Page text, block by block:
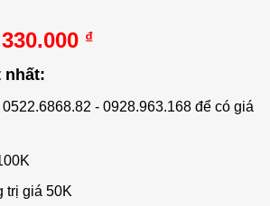
₫.
₫Giá
là:
nhất:
- 0928.963.168 để có giá
trị giá 50K